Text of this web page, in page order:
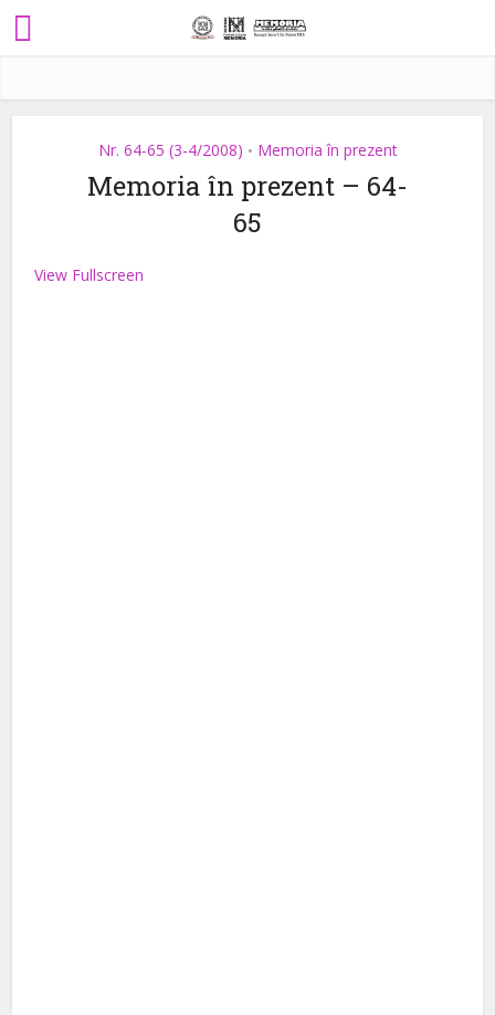
Nr. 64-65 (3-4/2008) • Memoria în prezent
Memoria în prezent – 64-
65
View Fullscreen